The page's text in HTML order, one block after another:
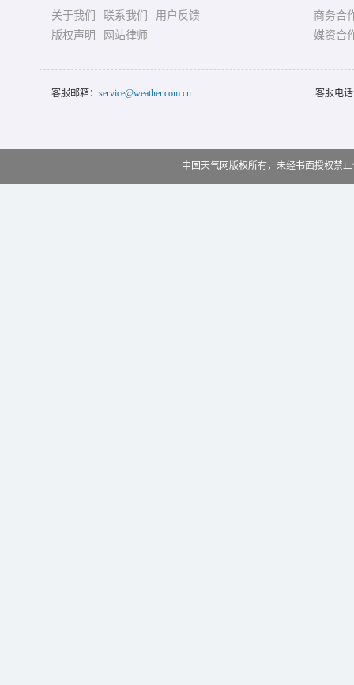
关于我们 联系我们
用户反馈
版权声明
网站律师
商务合
媒资合
客服邮箱： service@weather.com.cn 客服电
中国天气网版权所有，未经书面授权